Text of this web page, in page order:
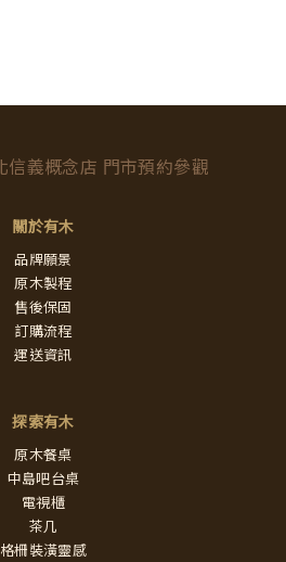
關於有木
品牌願景
原木製程
售後保固
訂購流程
運送資訊
探索有木
原木餐桌
中島吧台桌
電視櫃
茶几
格柵裝潢靈感